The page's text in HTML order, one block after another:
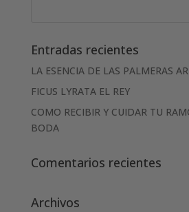
Entradas recientes
LA ESENCIA DE LAS PALMERAS
FICUS LYRATA EL REY
COMO RECIBIR Y CUIDAR TU
BODA
Comentarios recientes
Archivos